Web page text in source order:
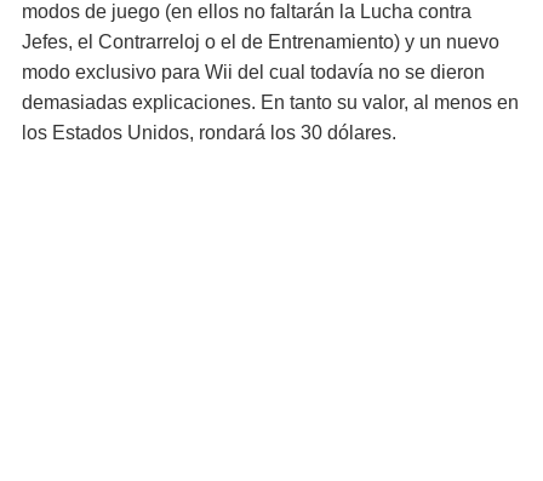
modos de juego (en ellos no faltarán la Lucha contra
Jefes, el Contrarreloj o el de Entrenamiento) y un nuevo
modo exclusivo para Wii del cual todavía no se dieron
demasiadas explicaciones. En tanto su valor, al menos en
los Estados Unidos, rondará los 30 dólares.